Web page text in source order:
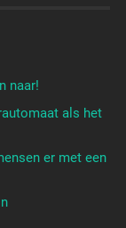
naar!
als het
er met een